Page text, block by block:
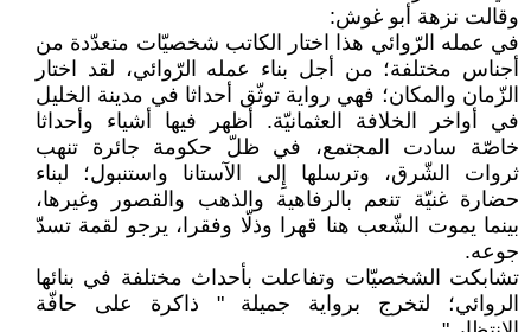
وقالت نزهة أبو غوش:
في عمله الرّوائي هذا اختار الكاتب شخصيّات متعدّدة من
أجناس مختلفة؛ من أجل بناء عمله الرّوائي، لقد اختار
الزّمان والمكان؛ فهي رواية توثّق أحداثا في مدينة الخليل
في أواخر الخلافة العثمانيّة. أظهر فيها أشياء وأحداثا
خاصّة سادت المجتمع، في ظلّ حكومة جائرة تنهب
ثروات الشّرق، وترسلها إِلى الآستانا واستنبول؛ لبناء
حضارة غنيّة تنعم بالرفاهية والذهب والقصور وغيرها،
بينما يموت الشّعب هنا قهرا وذلّا وفقرا، يرجو لقمة تسدّ
جوعه.
تشابكت الشخصيّات وتفاعلت بأحداث مختلفة في بنائها
الروائي؛ لتخرج برواية جميلة " ذاكرة على حافّة